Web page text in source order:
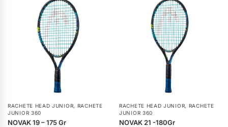
RACHETE HEAD JUNIOR, RACHETE
JUNIOR 360
NOVAK 19 – 175 Gr
RACHETE HEAD JUNIOR, RACHETE
JUNIOR 360
NOVAK 21 -180Gr